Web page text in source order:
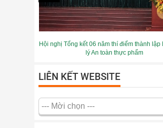
Hội nghị Tổng kết 06 năm thí điểm thành lập
lý An toàn thực phẩm
LIÊN KẾT WEBSITE